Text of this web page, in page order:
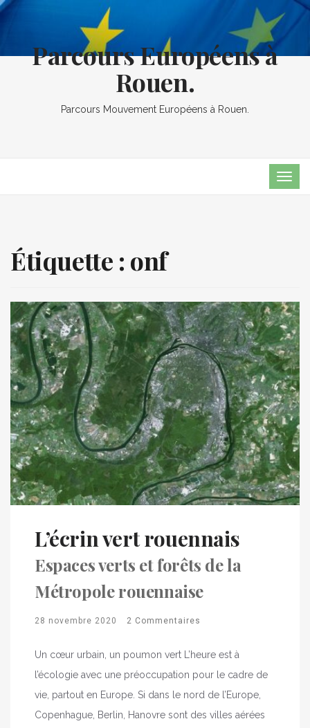
Parcours Européens à
Rouen.
Parcours Mouvement Européens à Rouen.
Étiquette : onf
L’écrin vert rouennais
Espaces verts et forêts de la
Métropole rouennaise
28 novembre 2020 2 Commentaires
Un cœur urbain, un poumon vert L’heure est à
l’écologie avec une préoccupation pour le cadre de
vie, partout en Europe. Si dans le nord de l’Europe,
Copenhague, Berlin, Hanovre sont des villes aérées